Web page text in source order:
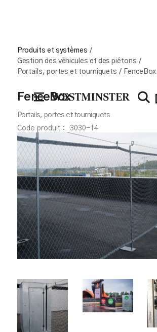
Produits et systèmes /
Gestion des véhicules et des piétons /
Portails, portes et tourniquets / FenceBox
FenceBox
Portails, portes et tourniquets
Code produit :
3030-14